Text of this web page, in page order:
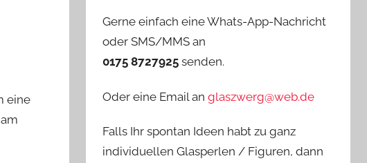
eine
Gerne einfach eine Whats-App-Nachricht
oder SMS/MMS an
0175 8727925 senden.
Oder eine Email anglaszwerg@web.de
Falls Ihr spontan Ideen habt zu ganz
individuellen Glasperlen / Figuren, dann